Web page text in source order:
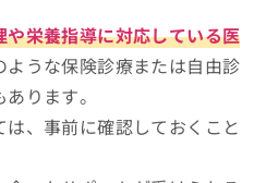
や栄養指導に対応している医
ような保険診療または自由診
ります。
、事前に確認しておくこと